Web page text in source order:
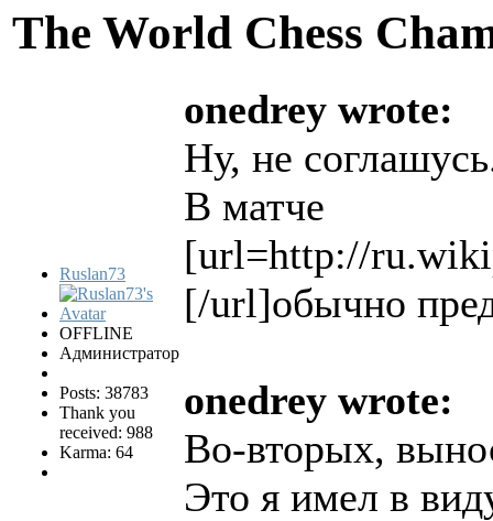
The World Chess
Ruslan73
OFFLINE
Администратор
Posts: 38783
Thank you
received: 988
Karma: 64
onedrey wrote:
Ну, не
В матче
[url=http://
[/url]обычно
onedrey wrote:
Во-вторых,
Это я имел в